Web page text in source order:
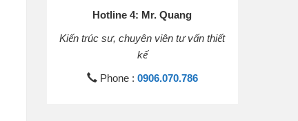
Hotline 4: Mr. Quang
Kiến trúc sư, chuyên viên tư vấn thiết
kế
Phone : 0906.070.786